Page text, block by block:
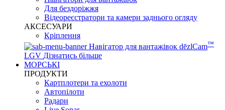
Для бездоріжжя
Відеореєстратори та камери заднього огляду
АКСЕСУАРИ
Кріплення
Навігатор для вантажівок dēzlCam™
LGV Дізнатись більше
МОРСЬКІ
ПРОДУКТИ
Картплотери та ехолоти
Автопілоти
Радари